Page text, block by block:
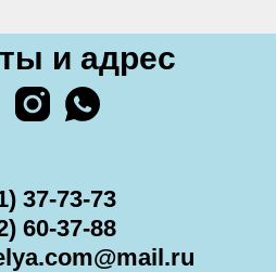
и адрес
37-73-73
60-37-88